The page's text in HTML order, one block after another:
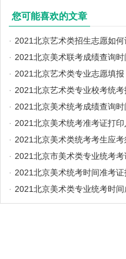
您可能喜欢的文章
· 2021北京艺术类招生志愿如
· 2021北京美术联考成绩查询
· 2021北京艺术类专业志愿填
· 2021北京艺术类专业校考统
· 2021北京美术统考成绩查询
· 2021北京美术统考准考证打印
· 2021北京美术类统考考生应考
· 2021北京市美术类专业统考考
· 2021北京美术统考时间准考
· 2021北京美术类专业统考时